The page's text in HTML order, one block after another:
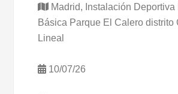
Madrid, Instalación Deportiva
Básica Parque El Calero distrito
Lineal
10/07/26